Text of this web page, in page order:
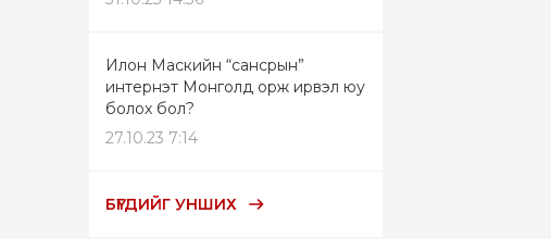
Илон Маскийн “сансрын”
интернэт Монголд орж ирвэл юу
болох бол?
27.10.23 7:14
БҮГДИЙГ УНШИХ